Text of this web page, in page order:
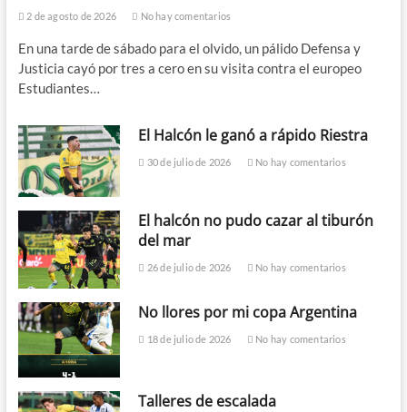
2 de agosto de 2026 No hay comentarios
En una tarde de sábado para el olvido, un pálido Defensa y
Justicia cayó por tres a cero en su visita contra el europeo
Estudiantes…
El Halcón le ganó a rápido Riestra
30 de julio de 2026 No hay comentarios
El halcón no pudo cazar al tiburón
del mar
26 de julio de 2026 No hay comentarios
No llores por mi copa Argentina
18 de julio de 2026 No hay comentarios
Talleres de escalada